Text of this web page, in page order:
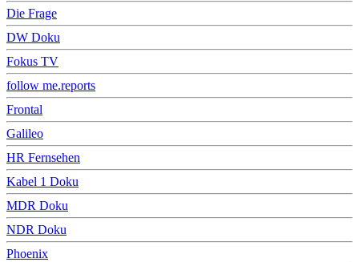
Die Frage
DW Doku
Fokus TV
follow me.reports
Frontal
Galileo
HR Fernsehen
Kabel 1 Doku
MDR Doku
NDR Doku
Phoenix